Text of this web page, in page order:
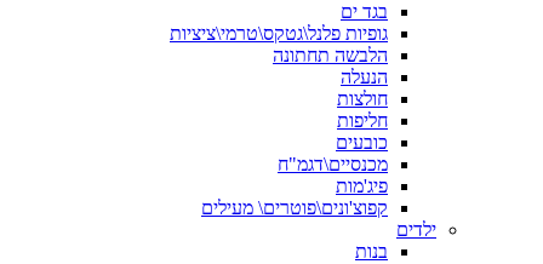
בגד ים
גופיות פלנל\גטקס\טרמי\ציציות
הלבשה תחתונה
הנעלה
חולצות
חליפות
כובעים
מכנסיים\דגמ"ח
פיג'מות
קפוצ'ונים\פוטרים\ מעילים
ילדים
בנות